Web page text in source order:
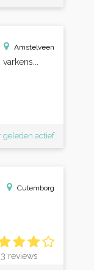
Amstelveen
geleden actief
Culemborg
3 reviews